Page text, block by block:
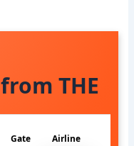
THE
Gate Airline